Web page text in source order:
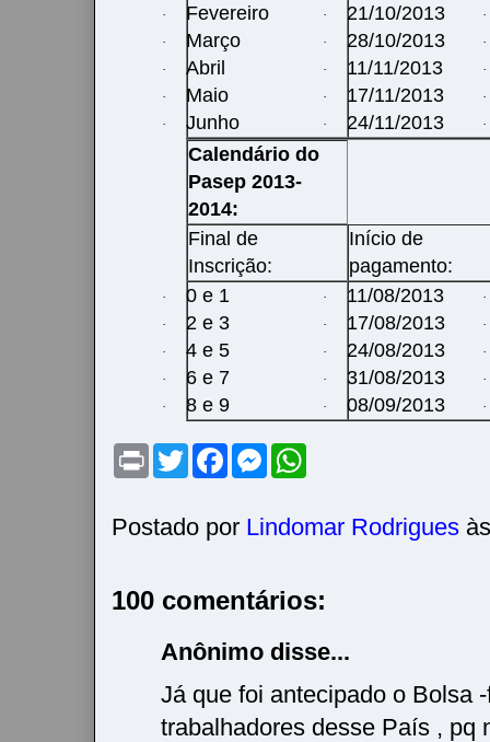
· Fevereiro
· Março
· Abril
· Maio
· Junho
· 21/10/2013
· 28/10/2013
· 11/11/2013
· 17/11/2013
· 24/11/2013
·
·
·
·
·
Calendário do
Pasep 2013-
2014:
Final de
Inscrição:
Início de
pagamento:
· 0 e 1
· 2 e 3
· 4 e 5
· 6 e 7
· 8 e 9
· 11/08/2013
· 17/08/2013
· 24/08/2013
· 31/08/2013
· 08/09/2013
·
·
·
·
·
P
t
T
w
t
e
F
a
b
o
M
e
e
n
r
s
A
Postado por Lindomar Rodrigues
100 comentários:
Anônimo disse...
Já que foi antecipado o Bolsa
trabalhadores desse País , pq